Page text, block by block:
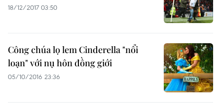
18/12/2017 03:50
Công chúa lọ lem Cinderella "nổi
loạn" với nụ hôn đồng giới
05/10/2016 23:36